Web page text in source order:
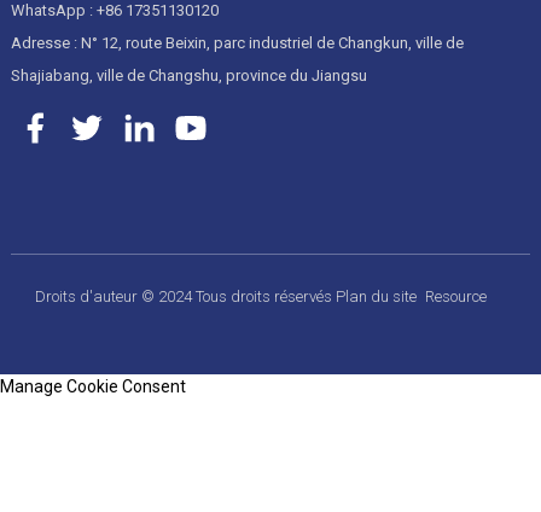
WhatsApp : +86 17351130120
Adresse : N° 12, route Beixin, parc industriel de Changkun, ville de
Shajiabang, ville de Changshu, province du Jiangsu
Droits d'auteur © 2024 Tous droits réservés Plan du site Resource
Manage Cookie Consent